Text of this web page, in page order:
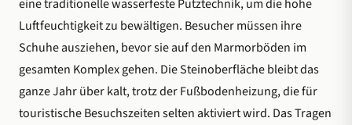
eine traditionelle wasserfeste Putztechnik, um die hohe
Luftfeuchtigkeit zu bewältigen. Besucher müssen ihre
Schuhe ausziehen, bevor sie auf den Marmorböden im
gesamten Komplex gehen. Die Steinoberfläche bleibt das
ganze Jahr über kalt, trotz der Fußbodenheizung, die für
touristische Besuchszeiten selten aktiviert wird. Das Tragen